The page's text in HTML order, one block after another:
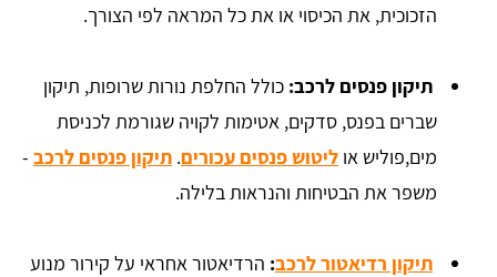
הזכוכית, את הכיסוי או את כל המראה לפי הצורך.
תיקון פנסים לרכב: כולל החלפת נורות שרופות, תיקון
שברים בפנס, סדקים, אטימות לקויה שגורמת לכניסת
מים,פוליש או ליטוש פנסים עכורים. תיקון פנסים לרכב -
משפר את הבטיחות והנראות בלילה.
תיקון רדיאטור לרכב: הרדיאטור אחראי על קירור מנוע